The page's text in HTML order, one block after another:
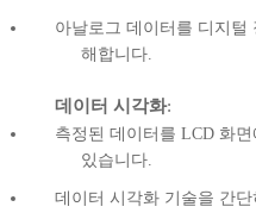
아날로그 데이터를 디지털
해합니다.
데이터 시각화:
측정된 데이터를 LCD 화
있습니다.
데이터 시각화 기술을 간